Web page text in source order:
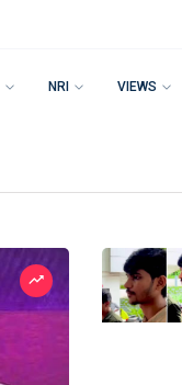
NRI VIEWS